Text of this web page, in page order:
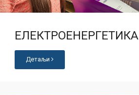
ЕЛЕКТРОЕНЕРГЕТИКА
Детаљи